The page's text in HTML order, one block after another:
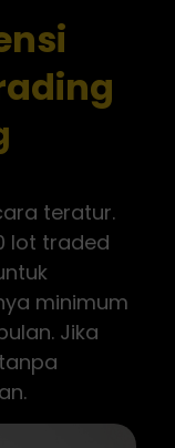
teratur.
lot traded
minimum
Jika